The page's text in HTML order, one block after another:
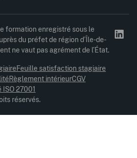
formation enregistré sous le
du préfet de région d’Île-de-
ne vaut pas agrément de l’État.
réservés.
Feuille satisfaction stagiaire
Règlement intérieurCGV
27001